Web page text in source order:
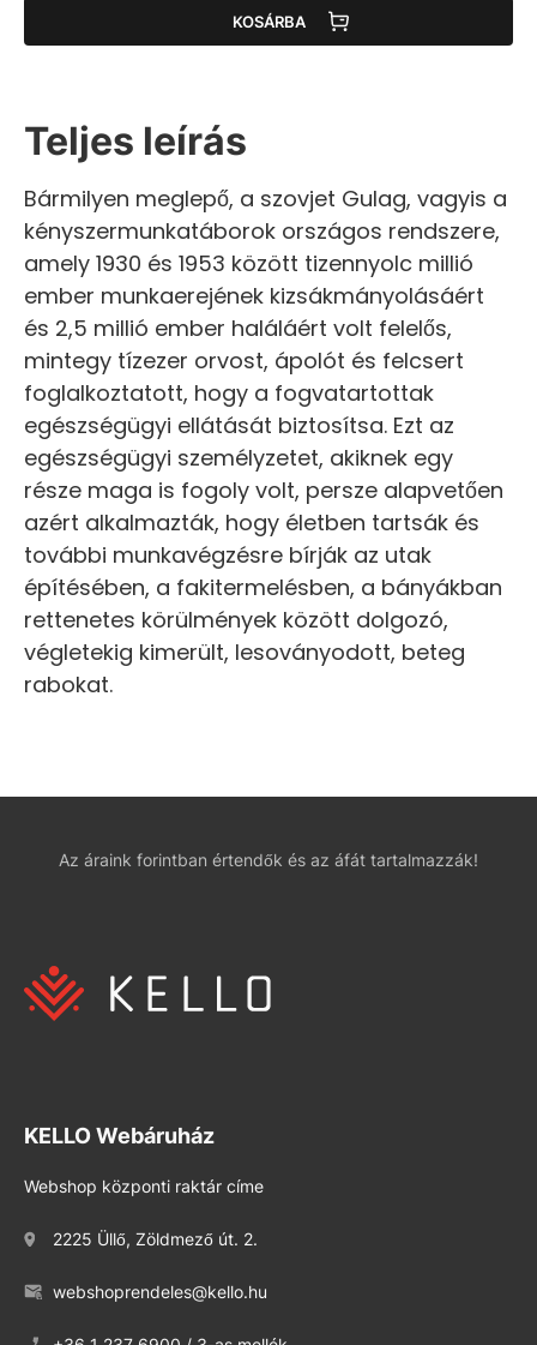
KOSÁRBA
Teljes leírás
Bármilyen meglepő, a szovjet Gulag, vagyis a
kényszermunkatáborok országos rendszere,
amely 1930 és 1953 között tizennyolc millió
ember munkaerejének kizsákmányolásáért
és 2,5 millió ember haláláért volt felelős,
mintegy tízezer orvost, ápolót és felcsert
foglalkoztatott, hogy a fogvatartottak
egészségügyi ellátását biztosítsa. Ezt az
egészségügyi személyzetet, akiknek egy
része maga is fogoly volt, persze alapvetően
azért alkalmazták, hogy életben tartsák és
további munkavégzésre bírják az utak
építésében, a fakitermelésben, a bányákban
rettenetes körülmények között dolgozó,
végletekig kimerült, lesoványodott, beteg
rabokat.
Az áraink forintban értendők és az áfát tartalmazzák!
KELLO Webáruház
Webshop központi raktár címe
2225 Üllő, Zöldmező út. 2.
webshoprendeles@kello.hu